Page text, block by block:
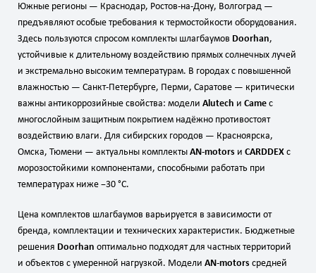
Южные регионы — Краснодар, Ростов‑на‑Дону, Волгоград —
предъявляют особые требования к термостойкости оборудования.
Здесь пользуются спросом комплекты шлагбаумов Doorhan,
устойчивые к длительному воздействию прямых солнечных лучей
и экстремально высоким температурам. В городах с повышенной
влажностью — Санкт‑Петербурге, Перми, Саратове — критически
важны антикоррозийные свойства: модели Alutech и Came с
многослойным защитным покрытием надёжно противостоят
воздействию влаги. Для сибирских городов — Красноярска,
Омска, Тюмени — актуальны комплекты AN‑motors и CARDDEX с
морозостойкими компонентами, способными работать при
температурах ниже −30 °C.
Цена комплектов шлагбаумов варьируется в зависимости от
бренда, комплектации и технических характеристик. Бюджетные
решения Doorhan оптимально подходят для частных территорий
и объектов с умеренной нагрузкой. Модели AN‑motors средней